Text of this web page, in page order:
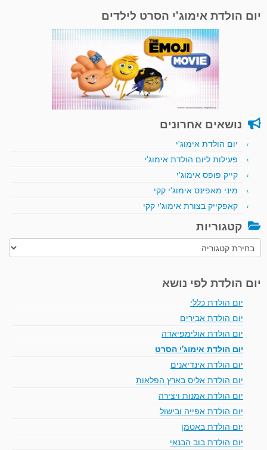
יום הולדת אימוג'י הסרט לילדים
נושאים אחרונים
יום הולדת אימוג'י
פעילות ליום הולדת אימוג'י
קייק פופס אימוג'י
מיני מאפינס אימוג'י קקי
קאפקייק בצורת אימוג'י קקי
קטגוריות
קטגוריות
יום הולדת לפי נושא
יום הולדת כללי
יום הולדת אבירים
יום הולדת אולימפיאדה
יום הולדת אימוג'י הסרט
יום הולדת אינדיאנים
יום הולדת אליס בארץ הפלאות
יום הולדת אמנות ויצירה
יום הולדת אפייה ובישול
יום הולדת באטמן
יום הולדת בוב הבנאי